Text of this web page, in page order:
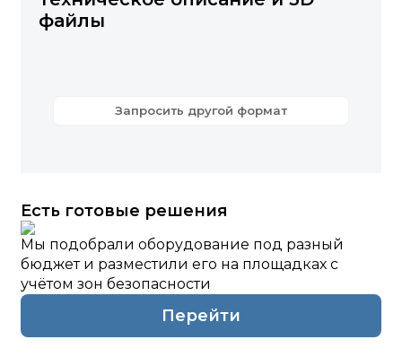
файлы
Запросить другой формат
Есть готовые решения
Мы подобрали оборудование под разный
бюджет и разместили его на площадках с
учётом зон безопасности
Перейти